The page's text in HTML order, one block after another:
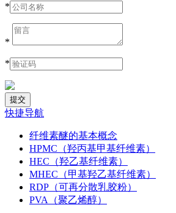
*
*
*
快捷导航
纤维素醚的基本概念
HPMC（羟丙基甲基纤维素）
HEC（羟乙基纤维素）
MHEC（甲基羟乙基纤维素）
RDP（可再分散乳胶粉）
PVA（聚乙烯醇）